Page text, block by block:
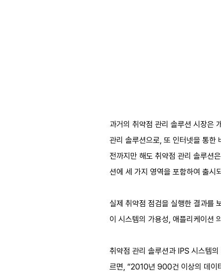
과거의 취약점 관리 솔루션 시장은
관리 솔루션으로, 또 인터넷을 통한
전까지만 해도 취약점 관리 솔루션
션에 세 가지 영역을 포함하여 출시
실제 취약점 점검을 실행한 결과를
이 시스템의 가용성, 애플리케이션
취약점 관리 솔루션과 IPS 시스템
르면, “2010년 900건 이상의 데이